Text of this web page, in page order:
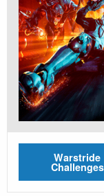
Warstride
Challenges